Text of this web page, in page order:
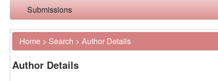
Submissions
Home > Search > Author Details
Author Details